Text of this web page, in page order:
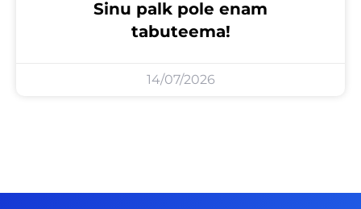
Sinu palk pole enam
tabuteema!
14/07/2026